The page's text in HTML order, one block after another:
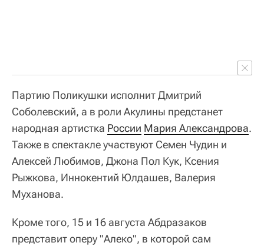
Партию Поликушки исполнит Дмитрий
Соболевский, а в роли Акулины предстанет
народная артистка России Мария Александрова.
Также в спектакле участвуют Семен Чудин и
Алексей Любимов, Джона Пол Кук, Ксения
Рыжкова, Иннокентий Юлдашев, Валерия
Муханова.
Кроме того, 15 и 16 августа Абдразаков
представит оперу "Алеко", в которой сам